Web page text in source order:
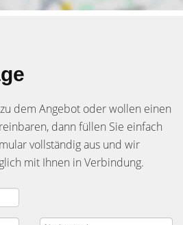
dem Angebot oder wollen einen
dann füllen Sie einfach
vollständig aus und wir
mit Ihnen in Verbindung.